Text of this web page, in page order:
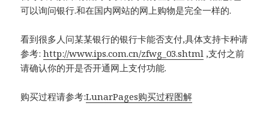
可以询问银行.和在国内网站的网上购物是完全一样的.
看到很多人问某某银行的银行卡能否支付,具体支持卡种请
参考:http://www.ips.com.cn/zfwg_03.shtml ,支付之前
请确认你的开是否开通网上支付功能.
购买过程请参考:LunarPages购买过程图解